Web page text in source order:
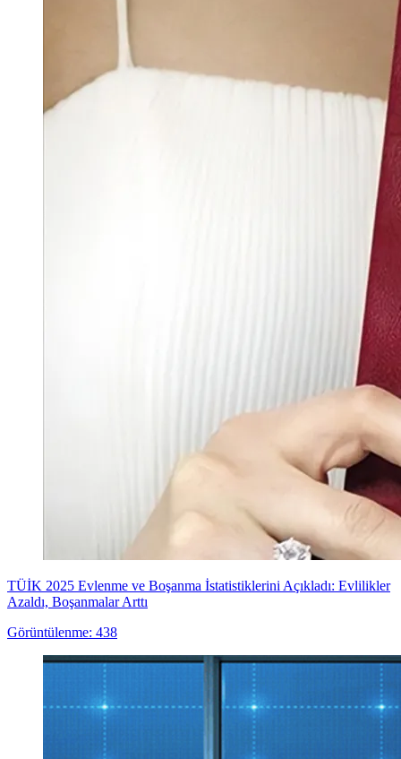
TÜİK 2025 Evlenme ve Boşanma İstatistiklerini Açıkladı: Evlilikler
Azaldı, Boşanmalar Arttı
Görüntülenme: 438